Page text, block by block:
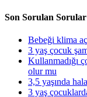
Son Sorulan Sorular
Bebeği klima
3 yaş çocuk
Kullanmadığı
olur mu
3,5 yaşında
3 yaş